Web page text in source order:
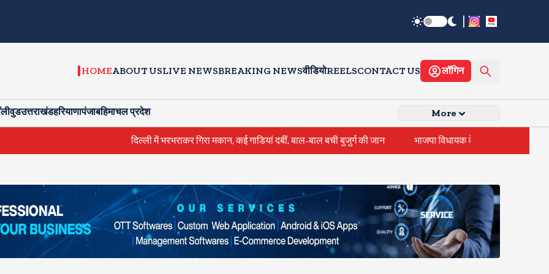
|
HOMEABOUT USLIVE NEWSBREAKING NEWSवीडियोREELSCONTACT US लॉगिन
उत्तराखंडहरियाणापंजाबहिमाचल प्रदेश More
दिल्ली में भरभराकर गिरा मकान, कई गाडियां दबीं, बाल-बाल बची बुजुर्ग की जान भाजपा विधायक के समधी ने की 25 शादियां, होगी, बेटी के साथ हुई